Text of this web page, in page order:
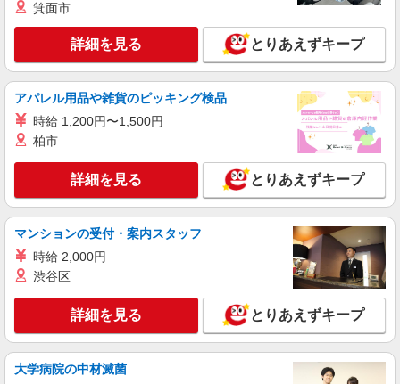
派遣社員
株式会社シエロ
スマホ携帯販売【エーユー】
月給273200円 ※残業手当別途支給 ※研修期間
6か月・時給1550円 ★交通費別途支給（規定あ
祝い金10万円支給(規定有) お友達を紹介頂くと, イ
ンセンティブ支給(規定有) ゜・。○。・゜+゜・。
○。・゜+゜
愛知県名古屋市緑区の家電量販店
詳細を見る
派遣社員
株式会社シエロ
【ソフトバンク】の店舗スタッフ
時給1500円〜1800円（経験・能力による） ※
残業代支給 ★交通費別途支給（規定あり） ゜
+゜・。○。・゜+゜・。○。・゜+゜ 入社祝い金10
万円支給(規定有) お友達を紹介頂くと, インセンテ
ィブ支給(規定有) ★月2回払い・週払い可能（規程
有）★ ゜・。○。・゜+゜・。○。・゜+゜
愛知県名古屋市緑区のsoftbankショップ
キープ 詳細を見る
正社員
箕面市
詳細を見る とりあえずキープ
アパレル用品や雑貨のピッキング検品
時給 1,200円〜1,500円
柏市
詳細を見る とりあえずキープ
マンションの受付・案内スタッフ
時給 2,000円
渋谷区
詳細を見る とりあえずキープ
大学病院の中材滅菌